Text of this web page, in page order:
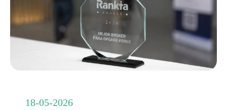
18-05-2026